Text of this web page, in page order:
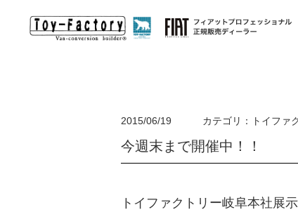
輸入車キャンピングカ
ー
欧州が誇るモーターホーム・キャンピングトレーラーを
日本へ。オリジナルDUCATOキャンパー始動！
バンライフ
ハイエース
2015/06/19 カテゴリ：トイファ
今週末まで開催中！！
トイファクトリー岐阜本社展示